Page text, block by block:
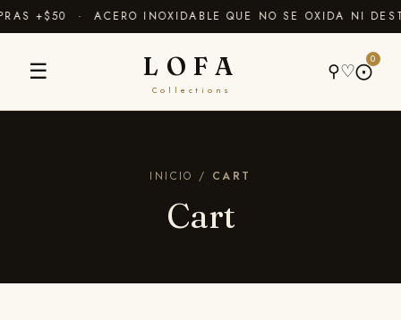
+$50 · ACERO INOXIDABLE QUE NO SE OXIDA NI
☰ LOFA
Collections
⚲♡⨀
0
INICIO / CART
Cart